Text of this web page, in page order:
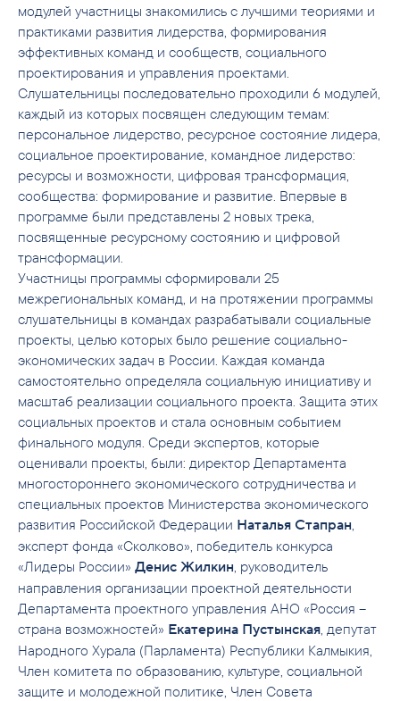
модулей участницы знакомились с лучшими теориями и
практиками развития лидерства, формирования
эффективных команд и сообществ, социального
проектирования и управления проектами.
Слушательницы последовательно проходили 6 модулей,
каждый из которых посвящен следующим темам:
персональное лидерство, ресурсное состояние лидера,
социальное проектирование, командное лидерство:
ресурсы и возможности, цифровая трансформация,
сообщества: формирование и развитие. Впервые в
программе были представлены 2 новых трека,
посвященные ресурсному состоянию и цифровой
трансформации.
Участницы программы сформировали 25
межрегиональных команд, и на протяжении программы
слушательницы в командах разрабатывали социальные
проекты, целью которых было решение социально-
экономических задач в России. Каждая команда
самостоятельно определяла социальную инициативу и
масштаб реализации социального проекта. Защита этих
социальных проектов и стала основным событием
финального модуля. Среди экспертов, которые
оценивали проекты, были: директор Департамента
многостороннего экономического сотрудничества и
специальных проектов Министерства экономического
развития Российской Федерации Наталья Стапран
эксперт фонда «Сколково», победитель конкурса
«Лидеры России» Денис Жилкин руководитель
направления организации проектной деятельности
Департамента проектного управления АНО «Россия –
страна возможностей» Екатерина Пустынская , депутат
Народного Хурала (Парламента) Республики Калмыкия,
Член комитета по образованию, культуре, социальной
защите и молодежной политике, Член Совета